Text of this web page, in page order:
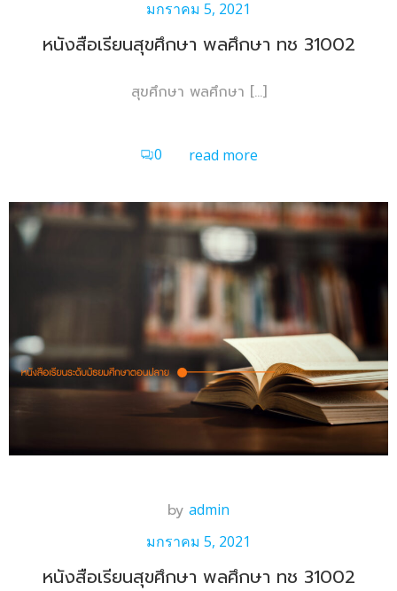
มกราคม 5, 2021
หนังสือเรียนสุขศึกษา พลศึกษา ทช 31002
สุขศึกษา พลศึกษา […]
0 read more
by admin
มกราคม 5, 2021
หนังสือเรียนสุขศึกษา พลศึกษา ทช 31002